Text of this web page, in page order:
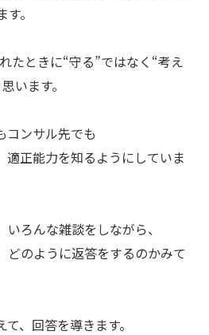
。
たときに“守る”ではなく“考え
います。
コンサル先でも
適正能力を知るようにしていま
ろんな雑談をしながら、
どのように返答をするのかみて
、回答を導きます。